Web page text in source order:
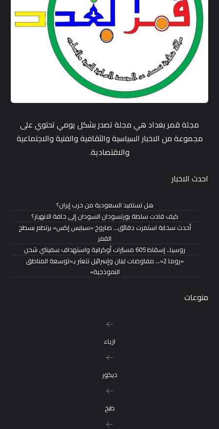
مجلة قمر بغداد هي مجلة تصدر بشكل يومي تحتوي على
مجموعة من الاخبار السياسية والثقافية والفنية والاجتماعية
والاقتصادية.
احدث الاخبار
هل تستفيد السعودية من حرب إيران؟
كيف قادت سلطة بورتسودان السودان إلى حافة الانهيار؟
أحدث سحابة استمرت دقائق… صاروخ «سبايس إكس» يرتطم بسطح
القمر
روسيا.. إسقاط 605 مسيّرات أوكرانية واستهداف سفينتي شحن
«روما 2»… مفاوضات لبنان وإسرائيل تتعثر بـ«توسعة المناطق
النموذجية»
منوعات
ازياء
ديكور
طبخ